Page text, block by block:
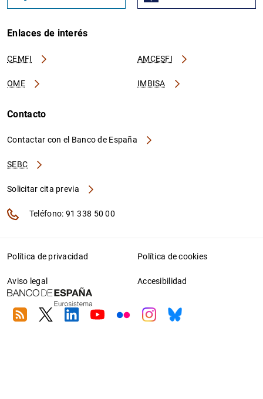
Enlaces de interés
CEMFI AMCESFI
OME IMBISA
Contacto
Contactar con el Banco de España
SEBC
Solicitar cita previa
Teléfono: 91 338 50 00
Política de privacidad Política de cookies
Aviso legal Accesibilidad
RSS TwitterLinkedin
YoutubeFlickrInstagram
Bluesky